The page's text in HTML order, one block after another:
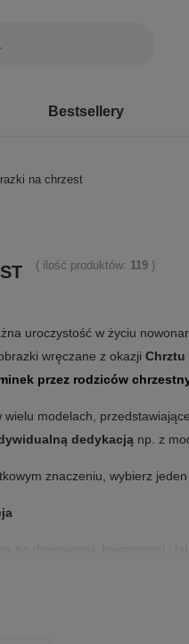
Bestsellery
na chrzest
( ilość produktów: 119 )
uroczystość w życiu
wręczane z okazji Chrztu
przez rodziców
modelach,
dedykacją np. z
znaczeniu, wybierz
na drewnianej, bejcowanej i